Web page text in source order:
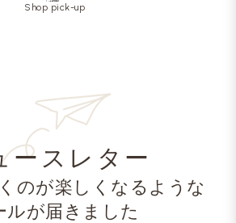
Shop pick-up
ースレター
のが楽しくなるような
ルが届きました